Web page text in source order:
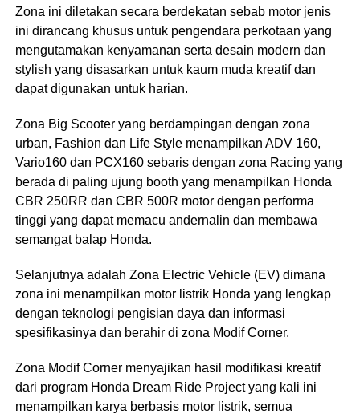
Zona ini diletakan secara berdekatan sebab motor jenis
ini dirancang khusus untuk pengendara perkotaan yang
mengutamakan kenyamanan serta desain modern dan
stylish yang disasarkan untuk kaum muda kreatif dan
dapat digunakan untuk harian.
Zona Big Scooter yang berdampingan dengan zona
urban, Fashion dan Life Style menampilkan ADV 160,
Vario160 dan PCX160 sebaris dengan zona Racing yang
berada di paling ujung booth yang menampilkan Honda
CBR 250RR dan CBR 500R motor dengan performa
tinggi yang dapat memacu andernalin dan membawa
semangat balap Honda.
Selanjutnya adalah Zona Electric Vehicle (EV) dimana
zona ini menampilkan motor listrik Honda yang lengkap
dengan teknologi pengisian daya dan informasi
spesifikasinya dan berahir di zona Modif Corner.
Zona Modif Corner menyajikan hasil modifikasi kreatif
dari program Honda Dream Ride Project yang kali ini
menampilkan karya berbasis motor listrik, semua